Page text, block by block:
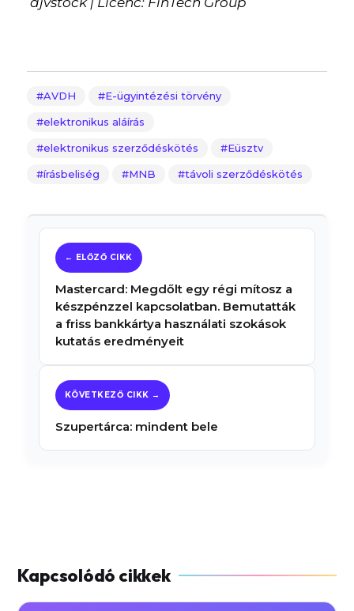
AVDH E-ügyintézési törvény
elektronikus aláírás
elektronikus szerződéskötés Eüsztv
írásbeliség MNB távoli szerződéskötés
Mastercard: Megdőlt egy régi mítosz a
készpénzzel kapcsolatban. Bemutatták
a friss bankkártya használati szokások
kutatás eredményeit
Szupertárca: mindent bele